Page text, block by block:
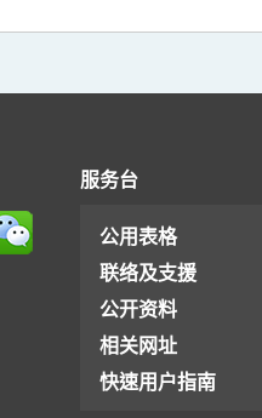
服务台
公用表格
联络及支援
公开资料
相关网址
快速用户指南